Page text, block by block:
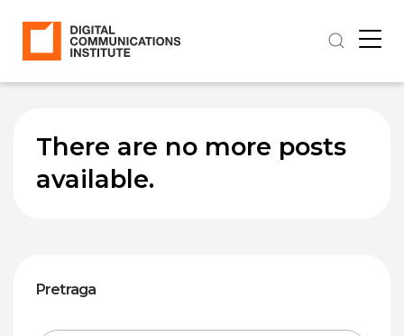
There are no more posts
available.
Pretraga